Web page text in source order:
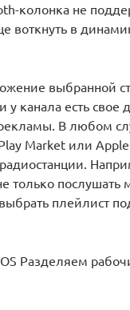
колонка не
в
выбранной
у канала есть
В любом
Market или
только послушать
плейлист
Разделяем